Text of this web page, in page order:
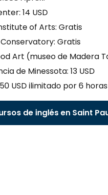
14 USD
of Arts: Gratis
Gratis
Art (museo de Madera
de Minessota: 13 USD
USD ilimitado por 6 horas
de inglés en Saint